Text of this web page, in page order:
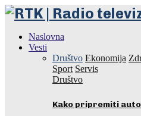
Naslovna
Vesti
Društvo Ekonomija
Sport Servis
Društvo
Kako pripremiti